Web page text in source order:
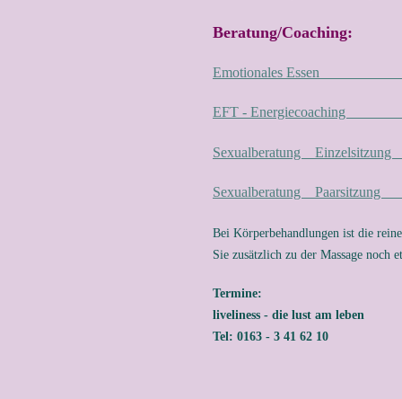
Beratung/Coaching:
Emotionales
EFT -
Sexualberatung
Sexualberatung
Bei Körperbehandlungen ist die
Sie zusätzlich zu der Massage
Termine:
liveliness - die lust am leben
Tel: 0163 - 3 41 62 10